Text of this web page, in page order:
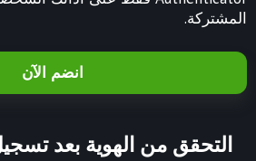
المشتركة.
انضم الآن
التحقق من الهوية بعد